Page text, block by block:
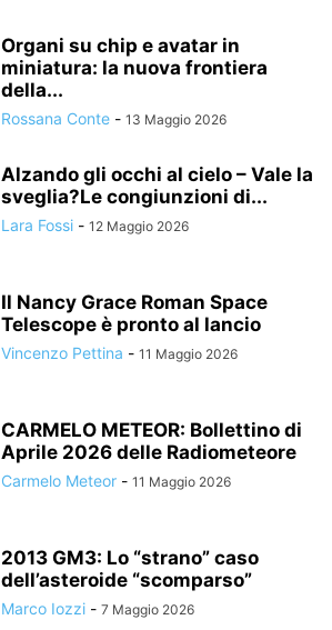
Organi su chip e avatar in
miniatura: la nuova frontiera
della...
Rossana Conte - 13 Maggio 2026
Alzando gli occhi al cielo – Vale la
sveglia?Le congiunzioni di...
Lara Fossi - 12 Maggio 2026
Il Nancy Grace Roman Space
Telescope è pronto al lancio
Vincenzo Pettina - 11 Maggio 2026
CARMELO METEOR: Bollettino di
Aprile 2026 delle Radiometeore
Carmelo Meteor - 11 Maggio 2026
2013 GM3: Lo “strano” caso
dell’asteroide “scomparso”
Marco Iozzi - 7 Maggio 2026